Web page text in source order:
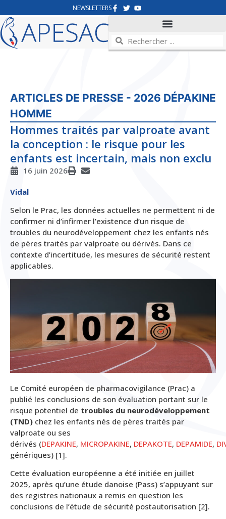
NEWSLETTERS
ARTICLES DE PRESSE - 2026 DÉPAKINE
HOMME
Hommes traités par valproate avant
la conception : le risque pour les
enfants est incertain, mais non exclu
16 juin 2026
Vidal
Selon le Prac, les données actuelles ne permettent ni de
confirmer ni d’infirmer l’existence d’un risque de
troubles du neurodéveloppement chez les enfants nés
de pères traités par valproate ou dérivés. Dans ce
contexte d’incertitude, les mesures de sécurité restent
applicables.
Le Comité européen de pharmacovigilance (Prac) a
publié les conclusions de son évaluation portant sur le
risque potentiel de troubles du neurodéveloppement
(TND) chez les enfants nés de pères traités par
valproate ou ses
dérivés (DEPAKINE, MICROPAKINE, DEPAKOTE, DEPAMIDE,
génériques) [1].
Cette évaluation européenne a été initiée en juillet
2025, après qu’une étude danoise (Pass) s’appuyant sur
des registres nationaux a remis en question les
conclusions de l’étude de sécurité postautorisation [2].